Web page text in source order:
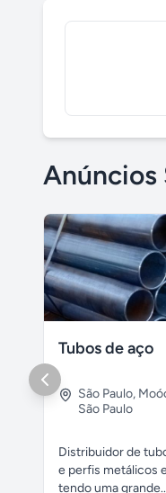
Anúncios
Tubos de aço
São Paulo,
São Paulo
Distribuidor de
e perfis metálicos
tendo uma